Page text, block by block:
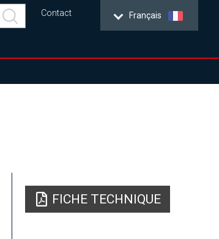
Français
Contact
FICHE TECHNIQUE